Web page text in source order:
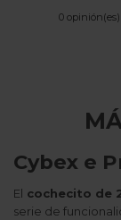
0 opinión(es)
Cybex e
El cochecito de
serie de